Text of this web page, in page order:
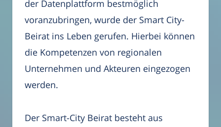
der Datenplattform bestmöglich
voranzubringen, wurde der Smart City-
Beirat ins Leben gerufen. Hierbei können
die Kompetenzen von regionalen
Unternehmen und Akteuren eingezogen
werden.
Der Smart-City Beirat besteht aus